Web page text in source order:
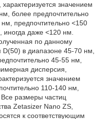
значением
более предпочтительно
предпочтительно <150
даже <120 нм.
по данному
D(50) в диапазоне 45-70 нм,
45-55 нм,
дисперсия,
значением
110-140 нм,
размеры частиц
Zetasizer Nano ZS,
к соответствующим